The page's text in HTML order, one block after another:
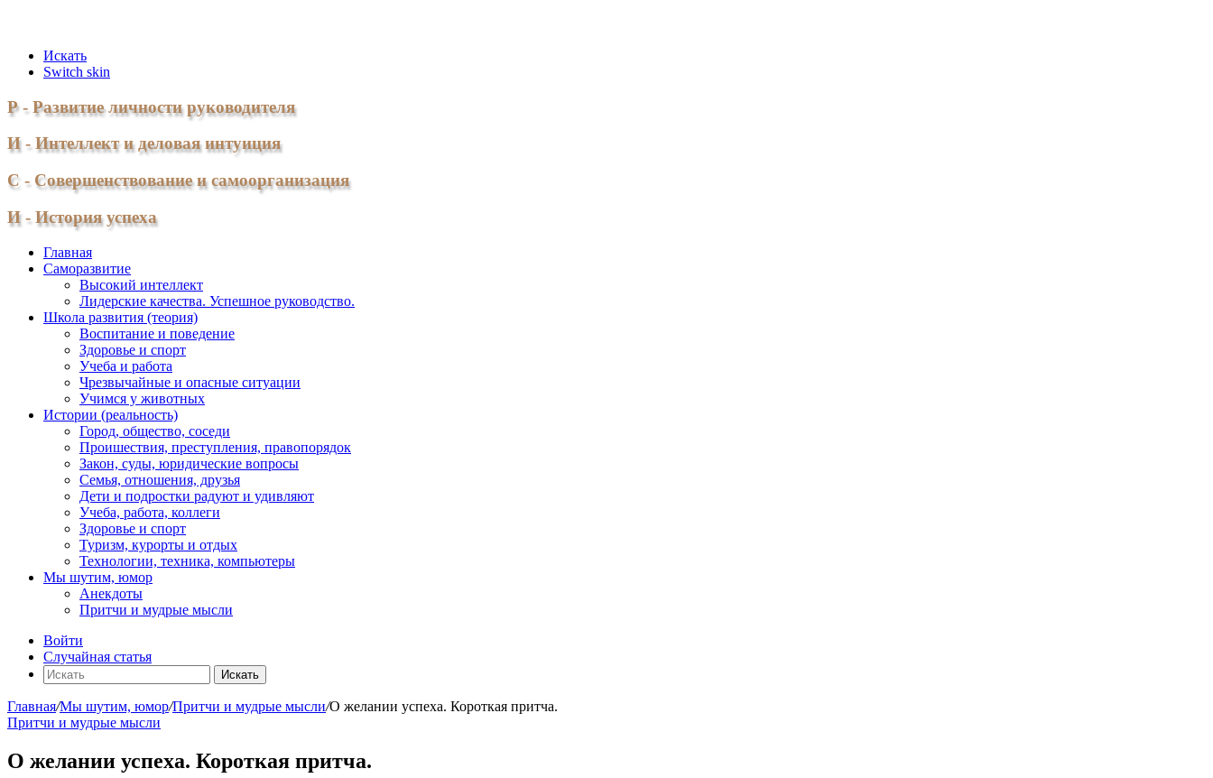
Искать
Switch skin
Р - Развитие личности руководителя
И - Интеллект и деловая интуиция
С - Совершенствование и самоорганизация
И - История успеха
Главная
Саморазвитие
Высокий интеллект
Лидерские качества. Успешное руководство.
Школа развития (теория)
Воспитание и поведение
Здоровье и спорт
Учеба и работа
Чрезвычайные и опасные ситуации
Учимся у животных
Истории (реальность)
Город, общество, соседи
Проишествия, преступления, правопорядок
Закон, суды, юридические вопросы
Семья, отношения, друзья
Дети и подростки радуют и удивляют
Учеба, работа, коллеги
Здоровье и спорт
Туризм, курорты и отдых
Технологии, техника, компьютеры
Мы шутим, юмор
Анекдоты
Притчи и мудрые мысли
Войти
Случайная статья
Искать
Главная/Мы шутим, юмор/Притчи и мудрые мысли/О желании успеха. Короткая притча.
Притчи и мудрые мысли
О желании успеха. Короткая притча.